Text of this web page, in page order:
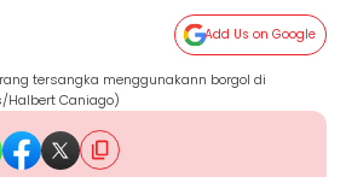
Add Us on Google
tersangka menggunakann borgol di
Halbert Caniago)